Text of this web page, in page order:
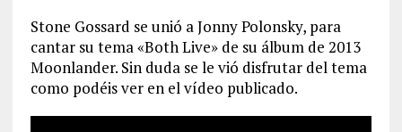
Stone Gossard se unió a Jonny Polonsky, para
cantar su tema «Both Live» de su álbum de 2013
Moonlander. Sin duda se le vió disfrutar del tema
como podéis ver en el vídeo publicado.